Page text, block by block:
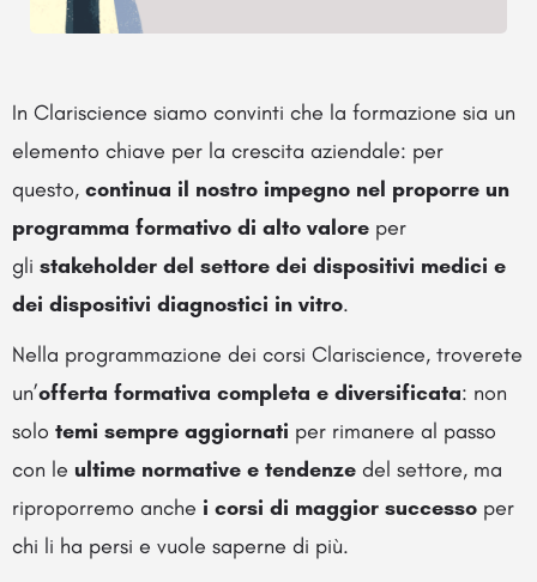
In Clariscience siamo convinti che la formazione sia un
elemento chiave per la crescita aziendale: per
questo, continua il nostro impegno nel proporre un
programma formativo di alto valore per
gli stakeholder del settore dei dispositivi medici e
dei dispositivi diagnostici in vitro.
Nella programmazione dei corsi Clariscience, troverete
un’offerta formativa completa e diversificata: non
solo temi sempre aggiornati per rimanere al passo
con le ultime normative e tendenze del settore, ma
riproporremo anche i corsi di maggior successo per
chi li ha persi e vuole saperne di più.